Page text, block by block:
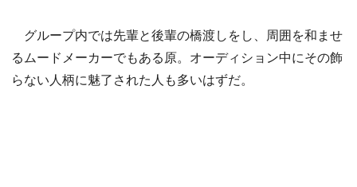
グループ内では先輩と後輩の橋渡しをし、周囲を和ませ
るムードメーカーでもある原。オーディション中にその飾
らない人柄に魅了された人も多いはずだ。